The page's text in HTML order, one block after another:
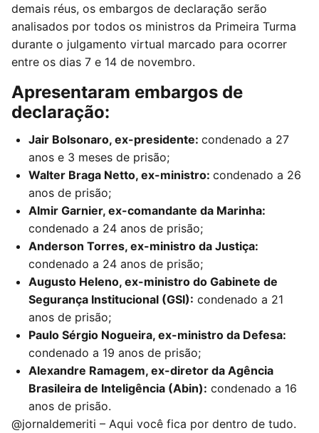
demais réus, os embargos de declaração serão
analisados por todos os ministros da Primeira Turma
durante o julgamento virtual marcado para ocorrer
entre os dias 7 e 14 de novembro.
Apresentaram embargos de
declaração:
Jair Bolsonaro, ex-presidente: condenado a 27
anos e 3 meses de prisão;
Walter Braga Netto, ex-ministro: condenado a 26
anos de prisão;
Almir Garnier, ex-comandante da Marinha:
condenado a 24 anos de prisão;
Anderson Torres, ex-ministro da Justiça:
condenado a 24 anos de prisão;
Augusto Heleno, ex-ministro do Gabinete de
Segurança Institucional (GSI): condenado a 21
anos de prisão;
Paulo Sérgio Nogueira, ex-ministro da Defesa:
condenado a 19 anos de prisão;
Alexandre Ramagem, ex-diretor da Agência
Brasileira de Inteligência (Abin): condenado a 16
anos de prisão.
@jornaldemeriti – Aqui você fica por dentro de tudo.